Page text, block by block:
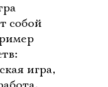
собой
игра,